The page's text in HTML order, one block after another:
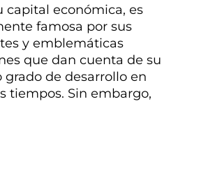
capital económica, es
famosa por sus
y emblemáticas
que dan cuenta de su
grado de desarrollo en
tiempos. Sin embargo,